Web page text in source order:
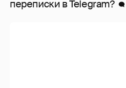
перeписки в Telegram?